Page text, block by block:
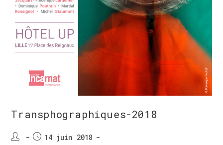
Transphographiques-2018
14 juin 2018